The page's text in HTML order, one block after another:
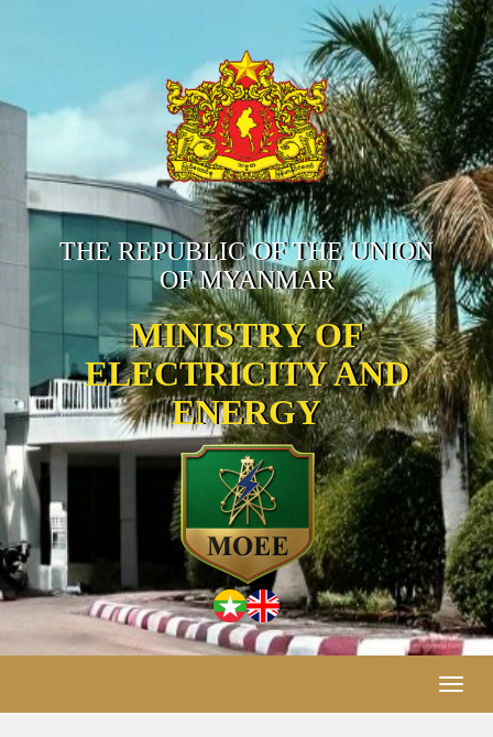
THE REPUBLIC OF THE UNION
OF MYANMAR
MINISTRY OF
ELECTRICITY AND
ENERGY
Toggle